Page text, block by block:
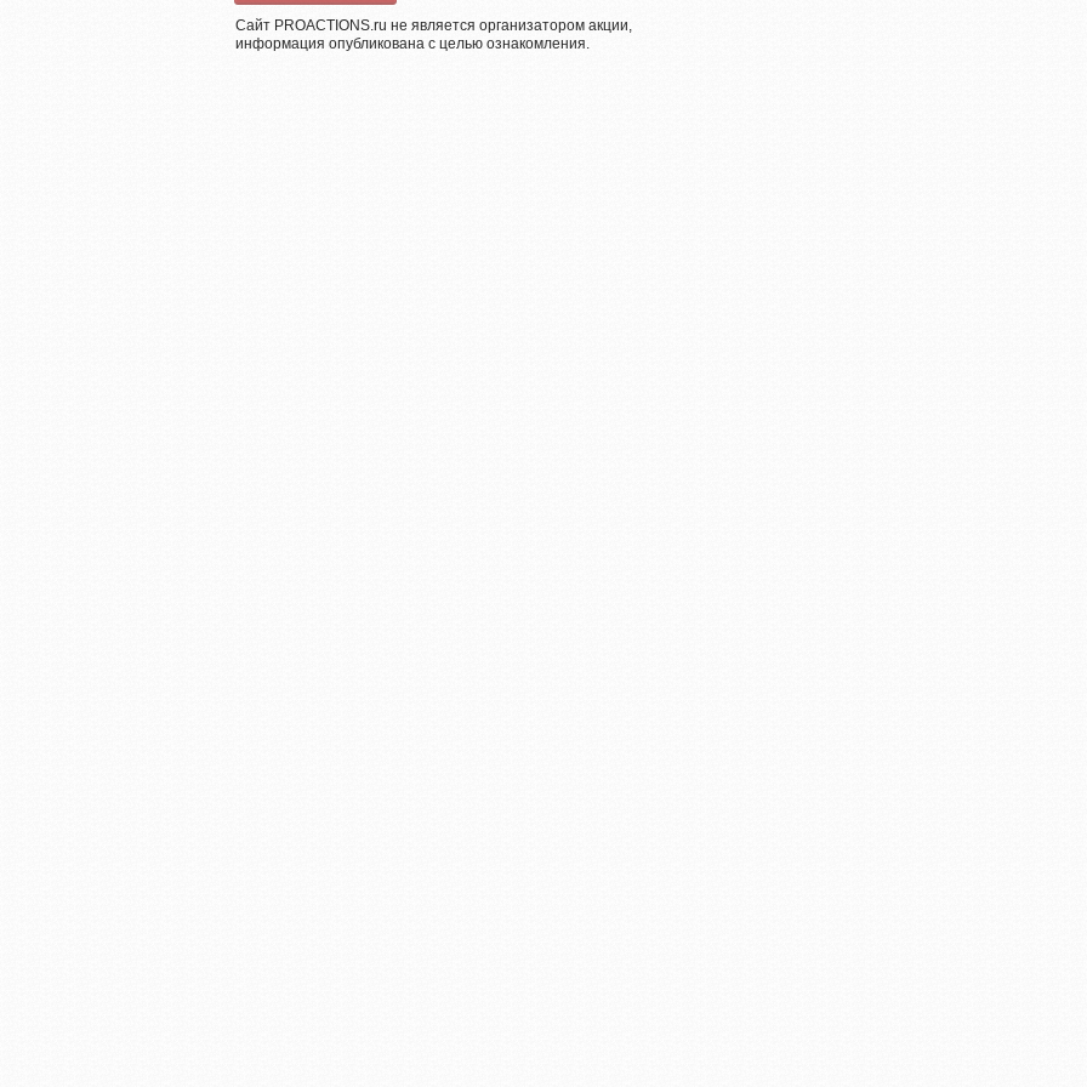
Сайт PROACTIONS.ru не является организатором акции,
информация опубликована с целью ознакомления.